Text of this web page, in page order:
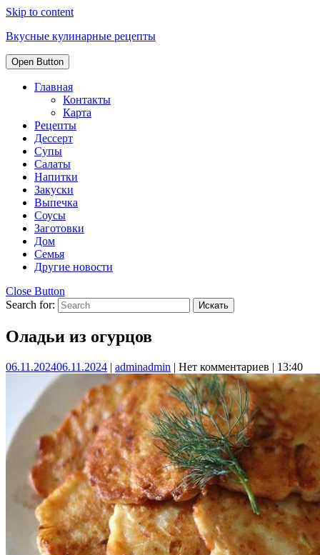
Skip to content
Вкусные кулинарные рецепты
Open Button
Главная
Контакты
Карта
Рецепты
Дессерт
Супы
Салаты
Напитки
Закуски
Выпечка
Соусы
Заготовки
Дом
Семья
Другие новости
Close Button
Search for:
Оладьи из огурцов
06.11.202406.11.2024 | adminadmin | Нет комментариев | 13:40